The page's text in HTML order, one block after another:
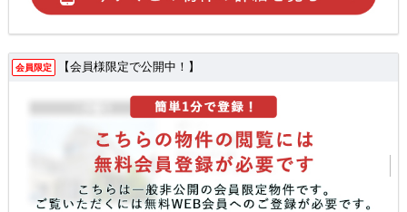
会員限定 【会員様限定で公開中！】